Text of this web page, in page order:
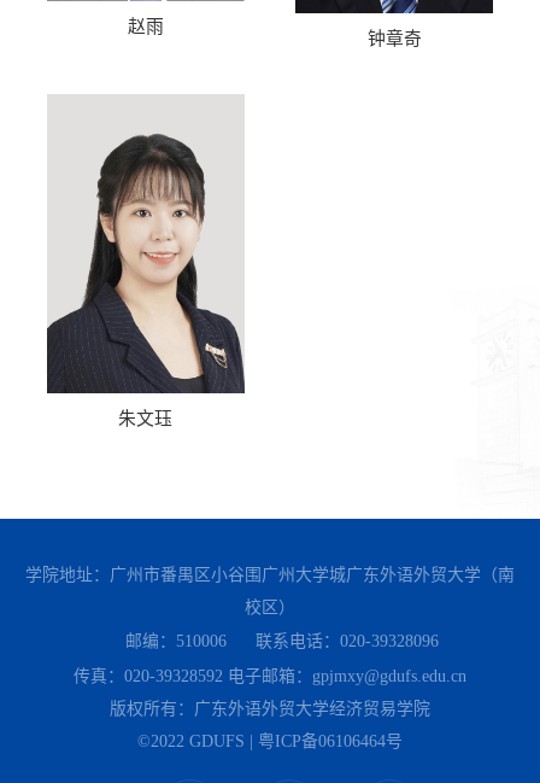
赵雨
钟章奇
朱文珏
学院地址：广州市番禺区小谷围广州大学城广东外语外贸大学（南
校区）
邮编：510006
联系电话：020-39328096
传真：020-39328592 电子邮箱：gpjmxy@gdufs.edu.cn
版权所有：广东外语外贸大学经济贸易学院
©2022 GDUFS | 粤ICP备06106464号